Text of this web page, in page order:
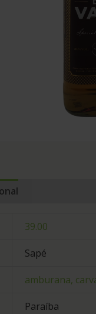
39.00
Sapé
amburana,
Paraíba